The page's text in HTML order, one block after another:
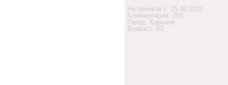
На проекте с: 25.02.2011
Комментарии: 202
Город: Харьков
Возраст: 63